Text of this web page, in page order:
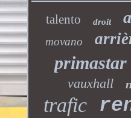
talento droit
movano
primastar
vauxhall
trafic